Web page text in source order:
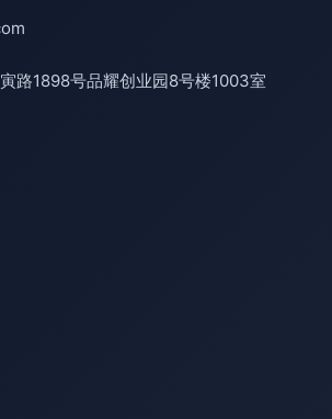
路1898号品耀创业园8号楼1003室